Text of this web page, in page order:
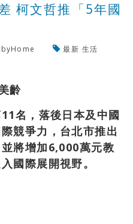
柯文哲推「5年國
最新 生活
齡
名，落後日本及中國
競爭力，台北市推出
並將增加6,000萬元教
國際展開視野。